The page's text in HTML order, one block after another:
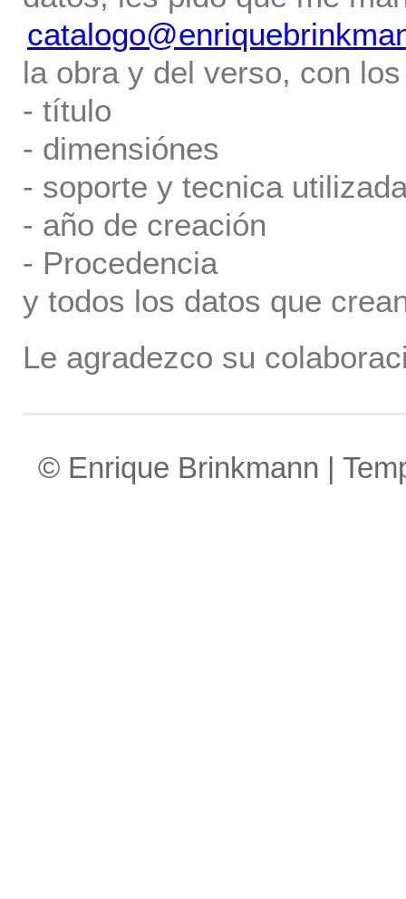
la obra y del verso, con
- título
- dimensiónes
- soporte y tecnica
- año de creación
- Procedencia
y todos los datos que
Le agradezco su
© Enrique Brinkmann |